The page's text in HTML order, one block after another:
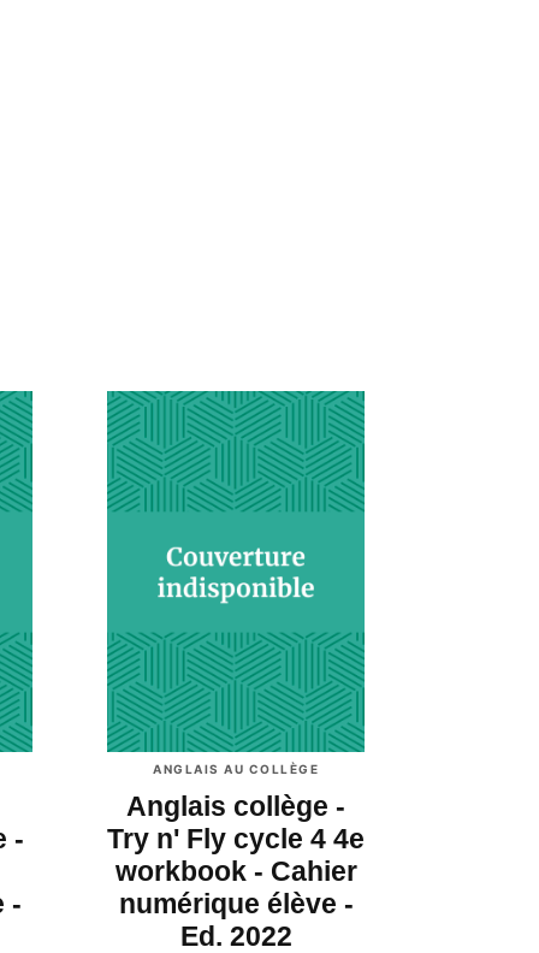
-
-
ANGLAIS AU COLLÈGE
Anglais collège -
Try n' Fly cycle 4 4e
workbook - Cahier
numérique élève -
Ed. 2022